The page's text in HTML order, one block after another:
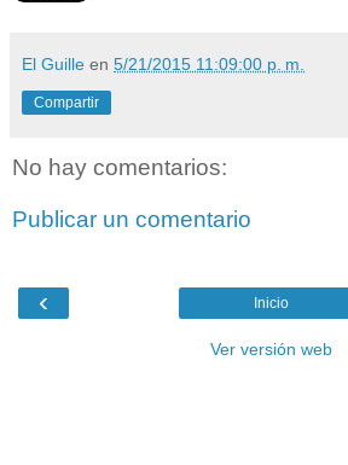
El Guille en 5/21/2015 11:09:00 p. m.
Compartir
No hay comentarios:
Publicar un comentario
‹ Inicio
Ver versión web